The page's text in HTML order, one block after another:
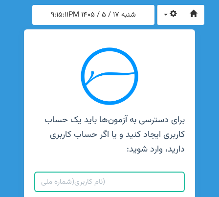
شنبه 17 / 5 / 1405 9:15:11PM
برای دسترسی به آزمون‌ها باید یک حساب
کاربری ایجاد کنید و یا اگر حساب کاربری
دارید، وارد شوید: